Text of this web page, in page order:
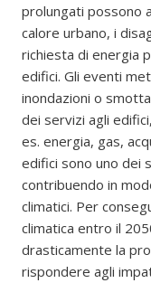
prolungati possono
calore urbano, i
richiesta di energia
edifici. Gli eventi
inondazioni o
dei servizi agli
es. energia, gas,
edifici sono uno dei
contribuendo in
climatici. Per
climatica entro il
drasticamente la
rispondere agli